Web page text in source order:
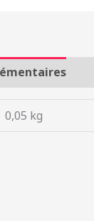
0,05 kg